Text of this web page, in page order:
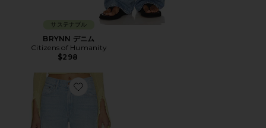
サステナブル
BRYNN デニム
Citizens of Humanity
$298
Favorite LEMON TWIST ワイドレッグ